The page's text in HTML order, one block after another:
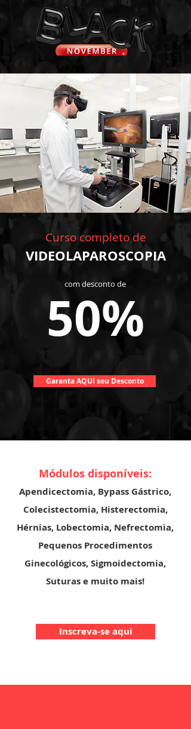
Curso completo de
VIDEOLAPAROSCOPIA
com desconto de
50%
Garanta AQUI seu Desconto
Módulos disponíveis:
Apendicectomia, Bypass Gástrico,
Colecistectomia, Histerectomia,
Hérnias, Lobectomia, Nefrectomia,
Pequenos Procedimentos
Ginecológicos, Sigmoidectomia,
Suturas e muito mais!
Inscreva-se aqui